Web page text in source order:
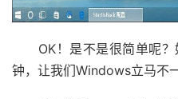
OK！是不是很简单呢？
钟，让我们Windows立马不一